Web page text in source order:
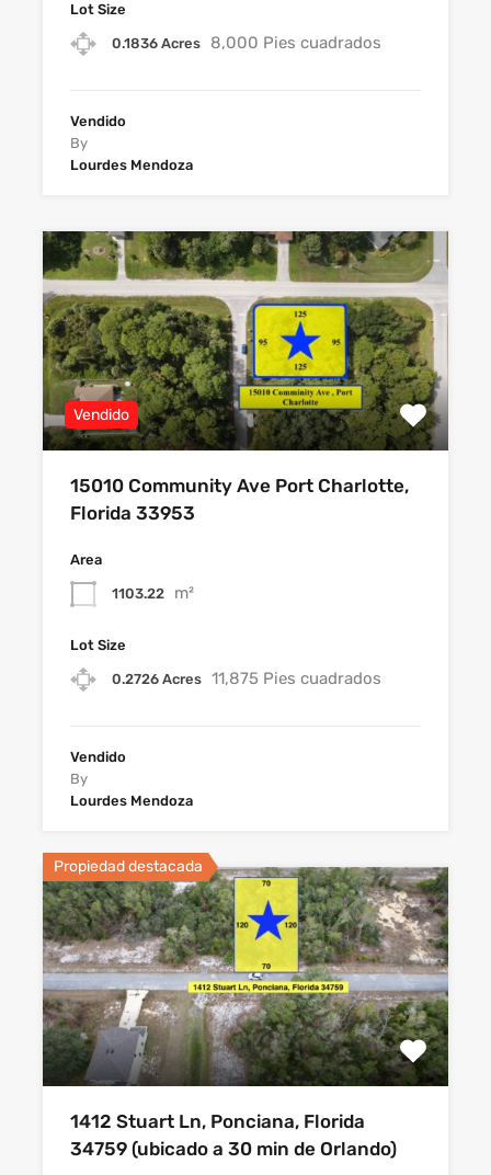
Lot Size
0.1836 Acres 8,000 Pies cuadrados
Vendido
By
Lourdes Mendoza
Vendido
15010 Community Ave Port Charlotte,
Florida 33953
Area
1103.22 m²
Lot Size
0.2726 Acres 11,875 Pies cuadrados
Vendido
By
Lourdes Mendoza
Propiedad destacada
1412 Stuart Ln, Ponciana, Florida
34759 (ubicado a 30 min de Orlando)